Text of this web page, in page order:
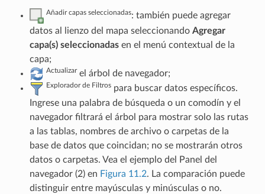
Añadir capas seleccionadas: también puede agregar
datos al lienzo del mapa seleccionando Agregar
capa(s) seleccionadasen el menú contextual de la
capa;
Actualizar el árbol de navegador;
Explorador de Filtrospara buscar datos específicos.
Ingrese una palabra de búsqueda o un comodín y el
navegador filtrará el árbol para mostrar solo las rutas
a las tablas, nombres de archivo o carpetas de la
base de datos que coincidan; no se mostrarán otros
datos o carpetas. Vea el ejemplo del Panel del
navegador (2) en Figura 11.2. La comparación puede
distinguir entre mayúsculas y minúsculas o no.